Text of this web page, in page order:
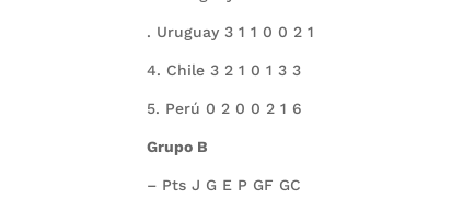
. Uruguay 3 1 1 0 0 2 1
4. Chile 3 2 1 0 1 3 3
5. Perú 0 2 0 0 2 1 6
Grupo B
– Pts J G E P GF GC